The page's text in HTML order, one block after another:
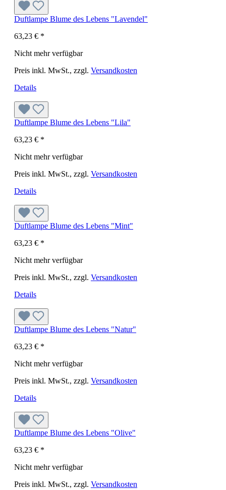
Duftlampe Blume des Lebens "Lavendel"
63,23 € *
Nicht mehr verfügbar
Preis inkl. MwSt., zzgl. Versandkosten
Details
Duftlampe Blume des Lebens "Lila"
63,23 € *
Nicht mehr verfügbar
Preis inkl. MwSt., zzgl. Versandkosten
Details
Duftlampe Blume des Lebens "Mint"
63,23 € *
Nicht mehr verfügbar
Preis inkl. MwSt., zzgl. Versandkosten
Details
Duftlampe Blume des Lebens "Natur"
63,23 € *
Nicht mehr verfügbar
Preis inkl. MwSt., zzgl. Versandkosten
Details
Duftlampe Blume des Lebens "Olive"
63,23 € *
Nicht mehr verfügbar
Preis inkl. MwSt., zzgl. Versandkosten